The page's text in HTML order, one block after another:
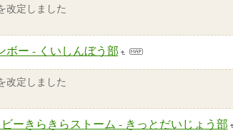
改定しました
ボー - くいしんぼう部
改定しました
ーきらきらストーム - きっとだいじょう部